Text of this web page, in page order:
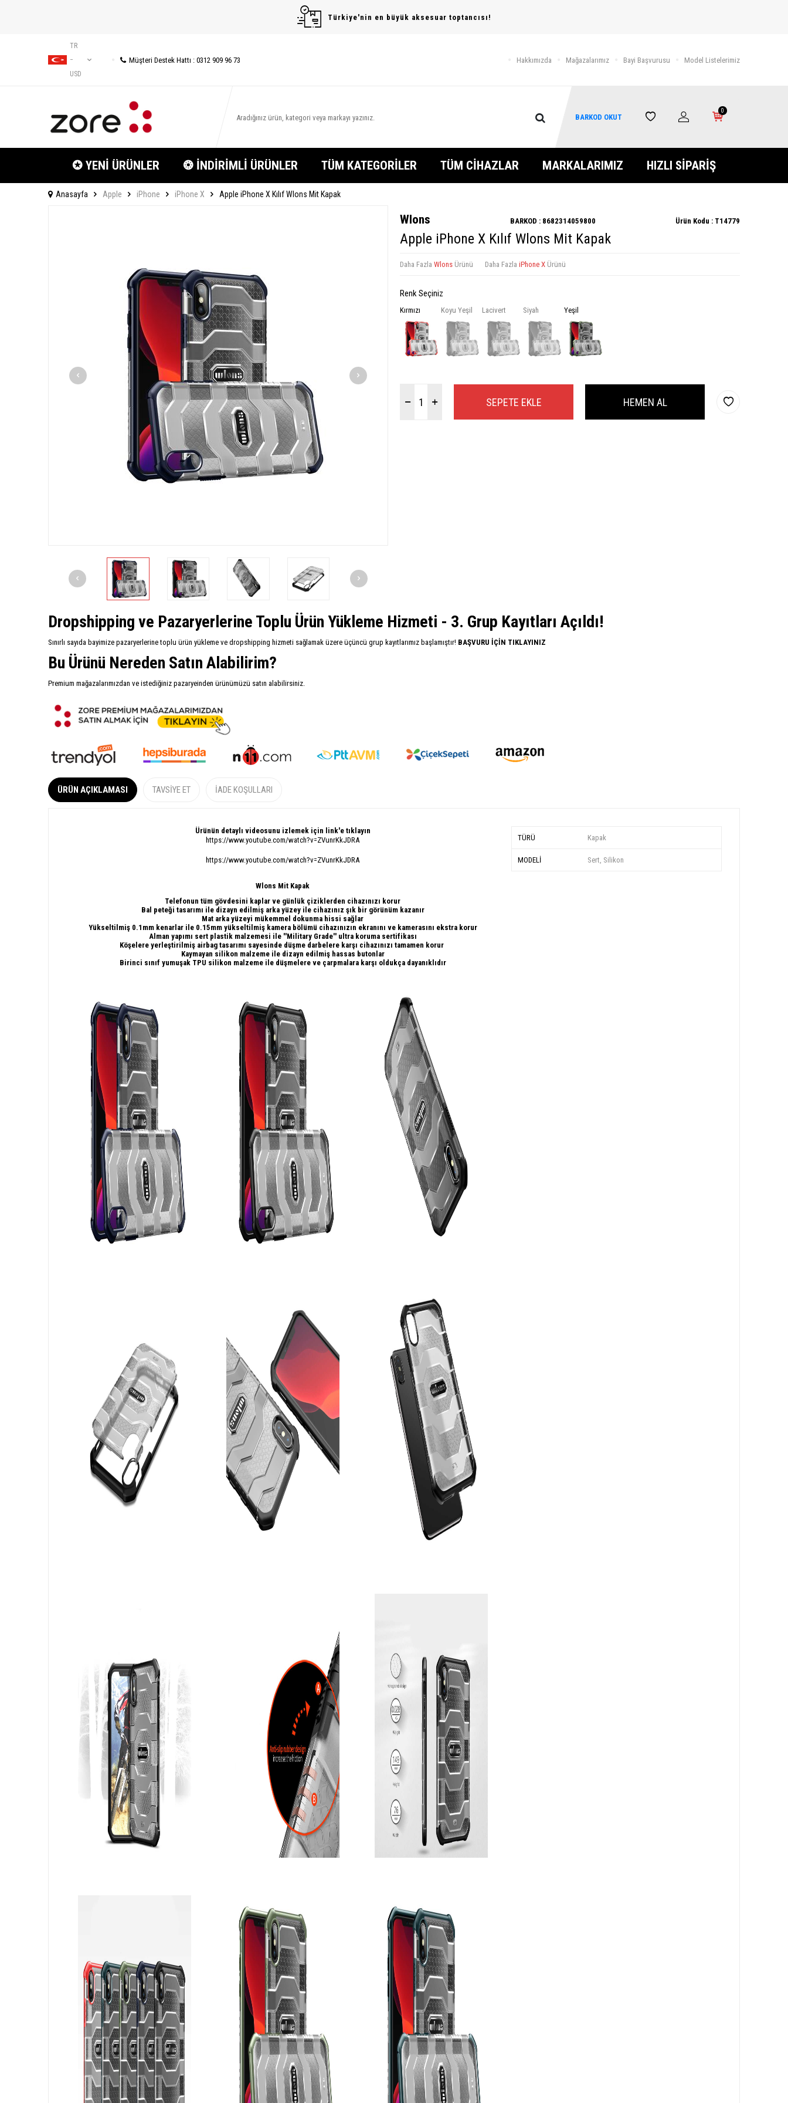
Türkiye'nin en büyük aksesuar toptancısı!
TR
−
USD
Müşteri Destek Hattı : 0312 909 96 73 Hakkımızda Mağazalarımız Bayi Başvurusu Model Listelerimiz
BARKOD OKUT
0
✪ YENİ ÜRÜNLER ❂ İNDİRİMLİ ÜRÜNLER TÜM KATEGORİLER TÜM CİHAZLAR MARKALARIMIZ HIZLI SİPARİŞ
Anasayfa Apple iPhone iPhone X Apple iPhone X Kılıf Wlons Mit Kapak
Wlons BARKOD : 8682314059800 Ürün Kodu : T14779
Apple iPhone X Kılıf Wlons Mit Kapak
Daha Fazla Wlons Ürünü Daha Fazla iPhone X Ürünü
Renk Seçiniz
Kırmızı Koyu Yeşil Lacivert Siyah Yeşil
SEPETE EKLE HEMEN AL
Dropshipping ve Pazaryerlerine Toplu Ürün Yükleme Hizmeti - 3. Grup Kayıtları Açıldı!
Sınırlı sayıda bayimize pazaryerlerine toplu ürün yükleme ve dropshipping hizmeti sağlamak üzere üçüncü grup kayıtlarımız başlamıştır! BAŞVURU İÇİN TIKLAYINIZ
Bu Ürünü Nereden Satın Alabilirim?
Premium mağazalarımızdan ve istediğiniz pazaryeinden ürünümüzü satın alabilirsiniz.
ÜRÜN AÇIKLAMASI TAVSIYE ET İADE KOŞULLARI
Ürünün detaylı videosunu izlemek için link'e tıklayın
https://www.youtube.com/watch?v=ZVunrKkJDRA
https://www.youtube.com/watch?v=ZVunrKkJDRA
Wlons Mit Kapak
Telefonun tüm gövdesini kaplar ve günlük çiziklerden cihazınızı korur
Bal peteği tasarımı ile dizayn edilmiş arka yüzey ile cihazınız şık bir görünüm kazanır
Mat arka yüzeyi mükemmel dokunma hissi sağlar
Yükseltilmiş 0.1mm kenarlar ile 0.15mmyükseltilmiş kamera bölümü cihazınızın ekranını ve kamerasını ekstra korur
Alman yapımı sert plastik malzemesi ile ''Military Grade'' ultra koruma sertifikası
Köşelere yerleştirilmiş airbag tasarımı sayesinde düşme darbelere karşı cihazınızı tamamen korur
Kaymayan silikon malzeme ile dizayn edilmiş hassas butonlar
Birinci sınıf yumuşak TPU silikon malzeme ile düşmelere ve çarpmalara karşı oldukça dayanıklıdır
TÜRÜ Kapak
MODELİ Sert, Silikon